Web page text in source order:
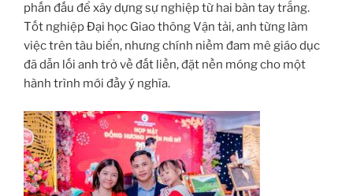
phấn đấu để xây dựng sự nghiệp từ hai bàn tay trắng.
Tốt nghiệp Đại học Giao thông Vận tải, anh từng làm
việc trên tàu biển, nhưng chính niềm đam mê giáo dục
đã dẫn lối anh trở về đất liền, đặt nền móng cho một
hành trình mới đầy ý nghĩa.